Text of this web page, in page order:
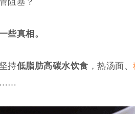
些真相。
持低脂肪高碳水饮食 ，热汤面、
……